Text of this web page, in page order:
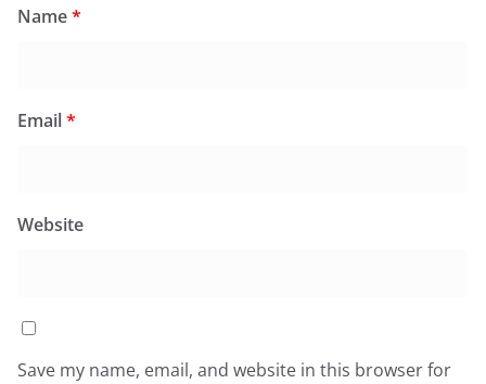
Name*
Email*
Website
Save my name, email, and website in this browser for